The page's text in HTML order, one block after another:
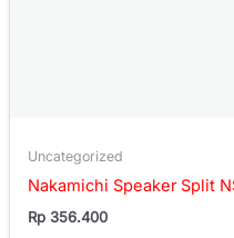
Uncategorized
Nakamichi Speaker Split
Rp 356.400